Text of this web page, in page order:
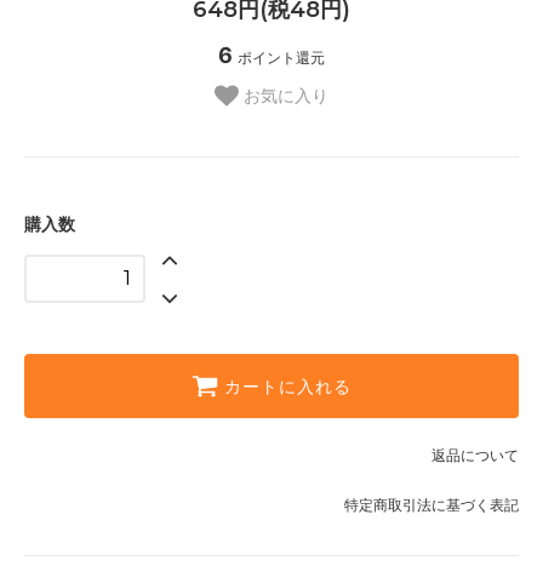
648円(税48円)
6 ポイント還元
お気に入り
購入数
カートに入れる
返品について
特定商取引法に基づく表記